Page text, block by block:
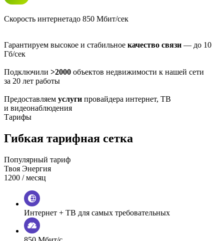
Скорость интернетадо 850 Мбит/сек
Гарантируем высокое и стабильное качество связи — до 10
Гб/сек
Подключили >2000 объектов недвижимости к нашей сети
за 20 лет работы
Предоставляем услуги провайдера интернет, ТВ
и видеонаблюдения
Тарифы
Гибкая тарифная сетка
Популярный тариф
Твоя Энергия
1200 / месяц
Интернет + ТВ для самых требовательных